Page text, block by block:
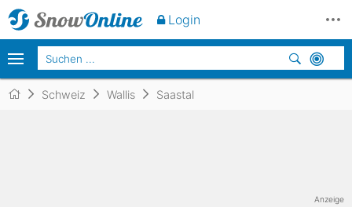
Schweiz Wallis Saastal
Anzeige
Login